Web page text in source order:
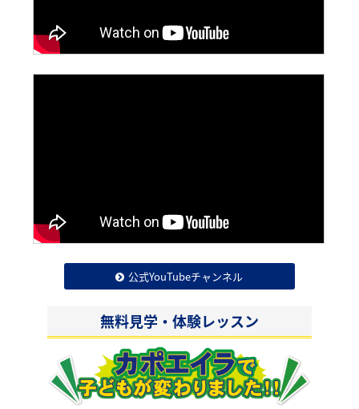
公式YouTubeチャンネル
無料見学・体験レッスン